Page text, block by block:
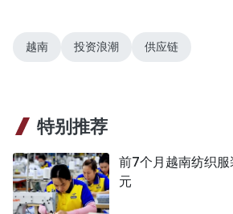
越南 投资浪潮 供应链
特别推荐
前7个月越南纺织
元